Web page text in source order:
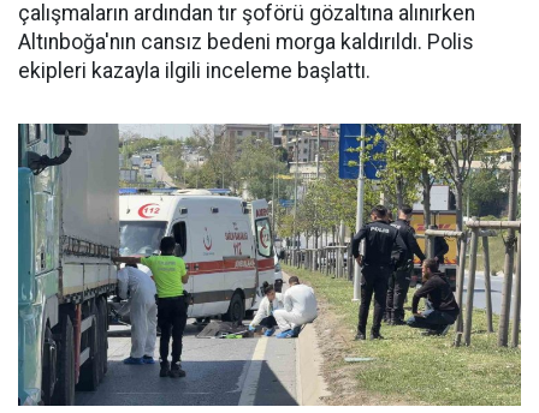
çalışmaların ardından tır şoförü gözaltına alınırken
Altınboğa'nın cansız bedeni morga kaldırıldı. Polis
ekipleri kazayla ilgili inceleme başlattı.